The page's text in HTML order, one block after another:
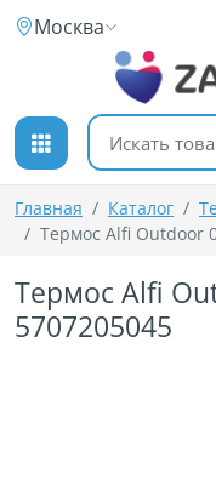
К содержимому
Москва
Поиск товаров
Главная Каталог
Термос Alfi Outdoor
Термос Alfi
5707205045